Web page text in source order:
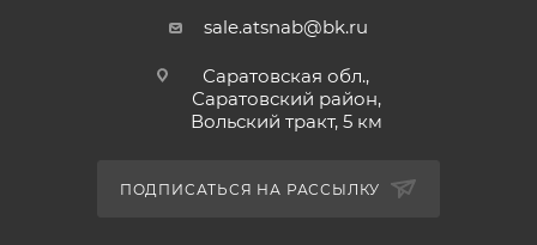
sale.atsnab@bk.ru
Саратовская обл.,
Саратовский район,
Вольский тракт, 5 км
ПОДПИСАТЬСЯ НА РАССЫЛКУ